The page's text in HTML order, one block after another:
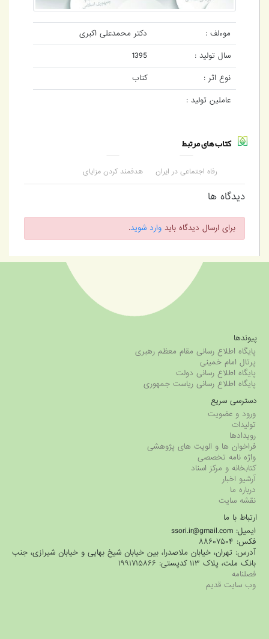
موءلف :
دکتر محمدعلی اکبری
سال تولید :
1395
نوع اثر :
کتاب
عاملین تولید :
کتاب های مرتبط
رفاه اجتماعی در ایران
معاصر
هدفمند کردن مزاياي
اجتماعي چشم‌اندازها و
دیدگاه ها
برای ارسال دیدگاه بایدوارد شوید.
پیوندها
پایگاه اطلاع رسانی مقام معظم رهبری
پرتال امام خمینی
پایگاه اطلاع رسانی دولت
پایگاه اطلاع رسانی ریاست جمهوری
دسترسی سریع
ورود و عضویت
تولیدات
رویدادها
فراخوان ها و الویت های پژوهشی
واژه نامه تخصصی
کتابخانه و مرکز اسناد
آرشیو اخبار
درباره ما
نقشه سایت
ارتباط با ما
ایمیل: ssori.ir@gmail.com
فکس: ۸۸۶۰۷۵۰۴
آدرس: تهران، خیابان ملاصدرا، بین خیابان شیخ بهایی و خیابان شیرازی، جنب
بانک ملت، پلاک ۱۱۳ کدپستی: ۱۹۹۱۷۱۵۸۶۶
فصلنامه
وب سایت قدیم